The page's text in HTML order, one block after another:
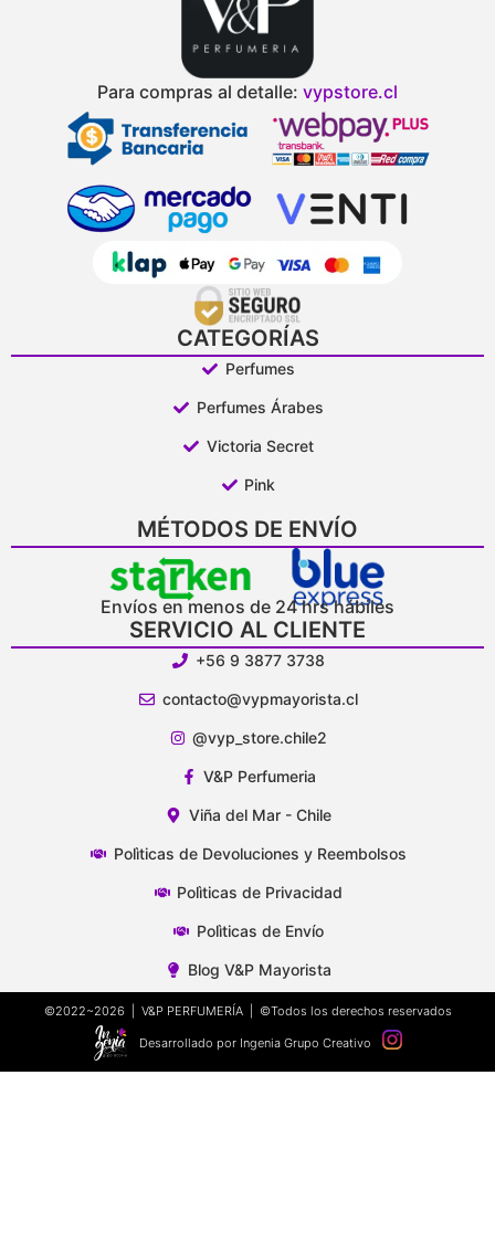
Para compras al detalle: vypstore.cl
CATEGORÍAS
Perfumes
Perfumes Árabes
Victoria Secret
Pink
MÉTODOS DE ENVÍO
Envíos en menos de 24 hrs hábiles
SERVICIO AL CLIENTE
+56 9 3877 3738
contacto@vypmayorista.cl
@vyp_store.chile2
V&P Perfumeria
Viña del Mar - Chile
Polìticas de Devoluciones y Reembolsos
Polìticas de Privacidad
Polìticas de Envío
Blog V&P Mayorista
©2022~2026 | V&P PERFUMERÍA | ©Todos los derechos reservados
Desarrollado por Ingenia Grupo Creativo